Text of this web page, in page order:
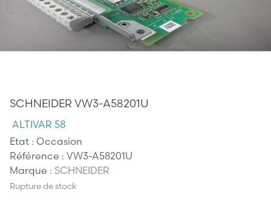
SCHNEIDER VW3-A58201U
ALTIVAR 58
Etat : Occasion
Référence : VW3-A58201U
Marque : SCHNEIDER
Rupture de stock